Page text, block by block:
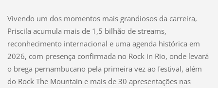
Vivendo um dos momentos mais grandiosos da carreira,
Priscila acumula mais de 1,5 bilhão de streams,
reconhecimento internacional e uma agenda histórica em
2026, com presença confirmada no Rock in Rio, onde levará
o brega pernambucano pela primeira vez ao festival, além
do Rock The Mountain e mais de 30 apresentações nas